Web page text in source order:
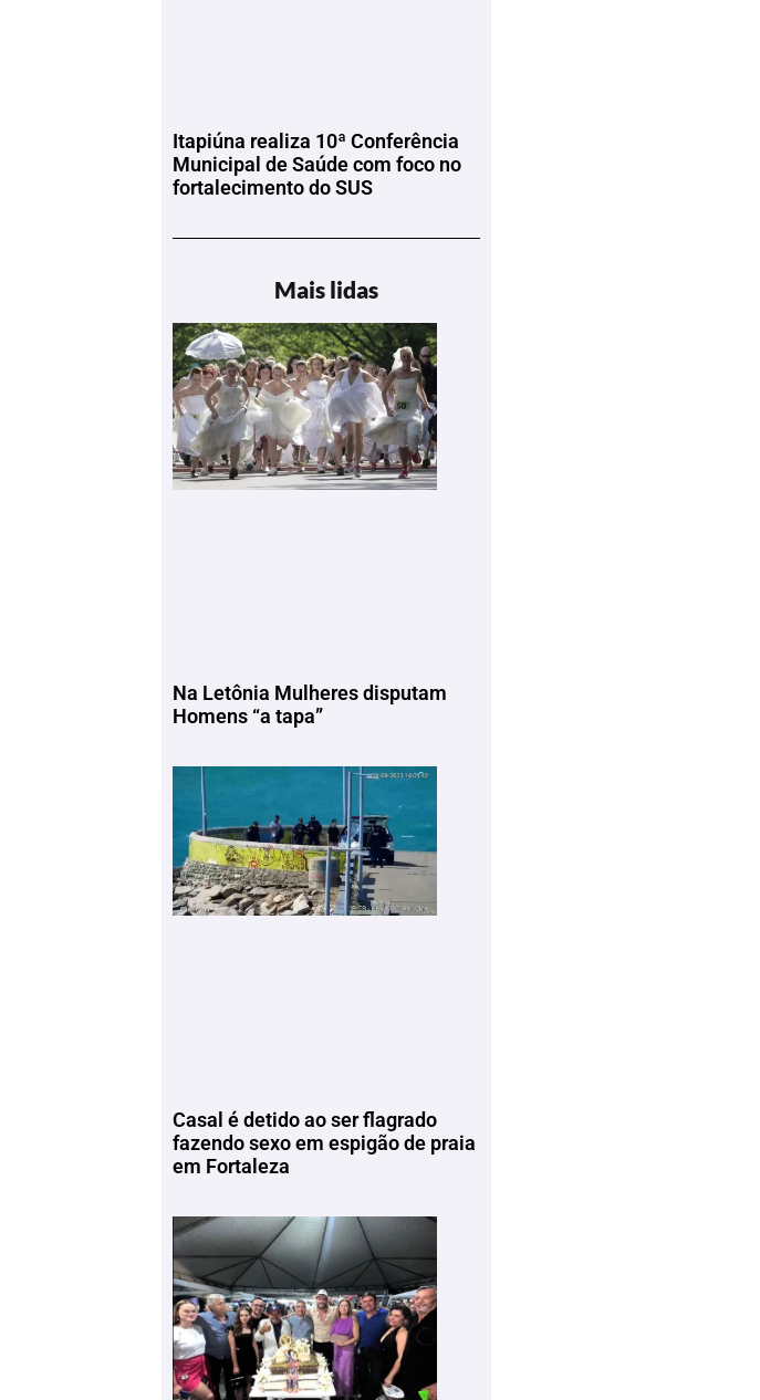
Itapiúna realiza 10ª Conferência
Municipal de Saúde com foco no
fortalecimento do SUS
Mais lidas
Na Letônia Mulheres disputam
Homens “a tapa”
Casal é detido ao ser flagrado
fazendo sexo em espigão de praia
em Fortaleza